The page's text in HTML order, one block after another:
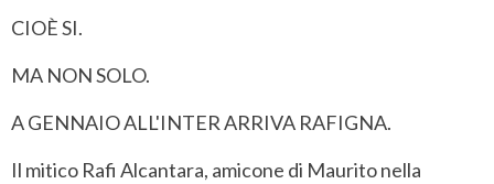
CIOÈ SI.
MA NON SOLO.
A GENNAIO ALL'INTER ARRIVA RAFIGNA.
Il mitico Rafi Alcantara, amicone di Maurito nella